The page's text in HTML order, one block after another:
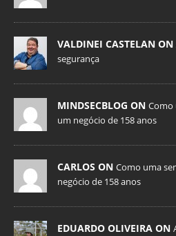
VALDINEI CASTELAN ON
segurança
MINDSECBLOG ON Como
um negócio de 158 anos
CARLOS ON Como uma
negócio de 158 anos
EDUARDO OLIVEIRA ON